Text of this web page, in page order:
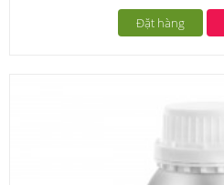
Đặt hàng